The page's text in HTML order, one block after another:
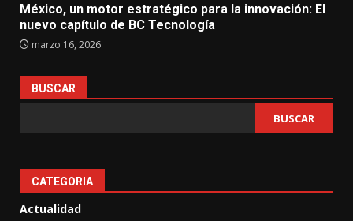
México, un motor estratégico para la innovación: El
nuevo capítulo de BC Tecnología
marzo 16, 2026
BUSCAR
BUSCAR
CATEGORIA
Actualidad